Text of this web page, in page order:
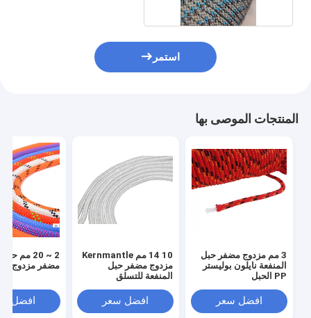
استمر
المنتجات الموصى بها
3 مم مزدوج مضفر حبل
المنفعة نايلون بوليستر
PP الحبل
افضل سعر
10 14 مم Kernmantle
مزدوج مضفر حبل
المنفعة للتسلق
افضل سعر
2 ~ 20 مم
مضفر مزدوج
افضل